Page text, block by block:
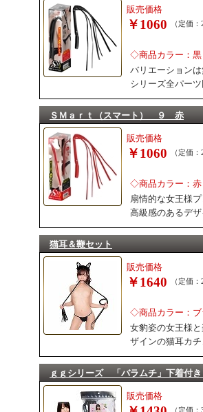
販売価格
￥1060 （定価
◇商品カラー：黒
バリエーション
シリーズ全パー
ＳＭａｒｔ（スマート） ９ 赤
販売価格
￥1060 （定価
◇商品カラー：赤
扇情的な女王様
高級感のあるデ
猫耳＆鞭セット
販売価格
￥1640 （定価
◇商品カラー：ブ
女豹姿の女王様
ザインの猫耳カ
ｇｇシリーズ 「バラムチ」下着付
販売価格
（定価